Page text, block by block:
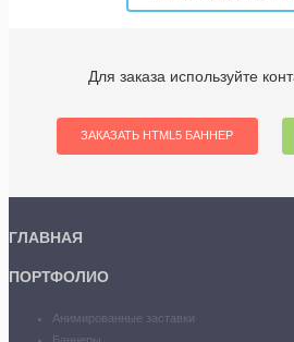
Для заказа используйте
ЗАКАЗАТЬ HTML5 БАННЕР
ГЛАВНАЯ
ПОРТФОЛИО
Анимированные заставки